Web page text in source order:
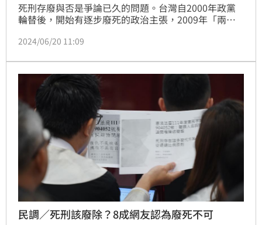
死刑存廢與否是爭論已久的問題。台灣自2000年政黨
輪替後，開始有逐步廢死的政治主張，2009年「兩公
會、台灣審議民主協會今公布「死刑存廢」民意調查報
88%民眾認為在死刑尚未廢除之前，死囚應依法執行死
刑，顯示台灣民眾反對廢除死刑具有穩定、高度共識，
憲法法庭應審慎採用作為審判重要參考。記者莊淇鈞／
台北報導
2024/06/20 11:09
民調／死刑該廢除？8成網友認為廢死不可